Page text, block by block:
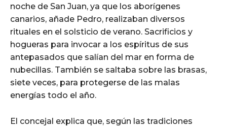
noche de San Juan, ya que los aborígenes
canarios, añade Pedro, realizaban diversos
rituales en el solsticio de verano. Sacrificios y
hogueras para invocar a los espíritus de sus
antepasados que salían del mar en forma de
nubecillas. También se saltaba sobre las brasas,
siete veces, para protegerse de las malas
energías todo el año.
El concejal explica que, según las tradiciones